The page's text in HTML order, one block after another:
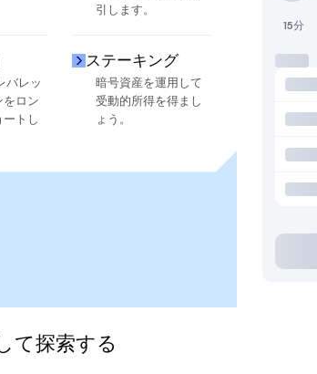
引します。
バレッ
をロン
ートし
ステーキング
暗号資産を運用して
受動的所得を得まし
ょう。
15分
て探索する